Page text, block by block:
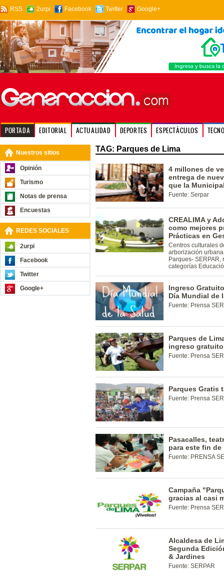
RSS 2urpi Facebook Twitter Google+
PORTADA EDITORIAL ACTUALIDAD DEPORTES ESPECTÁCULOS
Nuestros sitios
Opinión
Turismo
Notas de prensa
Encuestas
REDES SOCIALES
2urpi
Facebook
Twitter
Google+
TAG: Parques de Lima
4 millones de
entrega de
que la
Fuente: Serpar
CREALIMA y
como mejores
Prácticas en
Centros culturales
arborización
Parques-
categorías
Ingreso
Día Mundial de
Fuente: Prensa
Parques de
ingreso
Fuente: Prensa
Parques Gratis
Fuente: Prensa
Pasacalles,
para este fin
Fuente: PRENSA
Campaña
gracias al casi
Fuente: Prensa
Alcaldesa de
Segunda
& Jardines
Fuente: SERPAR